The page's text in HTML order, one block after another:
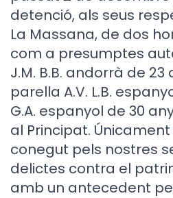
detenció, als seus
La Massana, de dos
com a presumptes
J.M. B.B. andorrà de 23
parella A.V. L.B.
G.A. espanyol de 30
al Principat.
conegut pels nostres
delictes contra el
amb un antecedent